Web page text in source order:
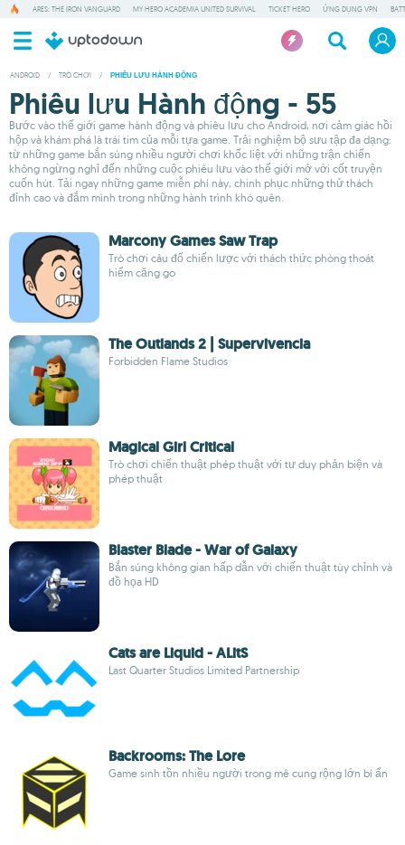
ARES: THE IRON VANGUARD MY HERO ACADEMIA UNITED SURVIVAL TICKET HERO ỨNG DỤNG VPN
ANDROID / TRÒ CHƠI / PHIÊU LƯU HÀNH ĐỘNG
Phiêu lưu Hành động - 55
Bước vào thế giới game hành động và phiêu lưu cho Android, nơi cảm giác hồi
hộp và khám phá là trái tim của mỗi tựa game. Trải nghiệm bộ sưu tập đa dạng:
từ những game bắn súng nhiều người chơi khốc liệt với những trận chiến
không ngừng nghỉ đến những cuộc phiêu lưu vào thế giới mở với cốt truyện
cuốn hút. Tải ngay những game miễn phí này, chinh phục những thử thách
đỉnh cao và đắm mình trong những hành trình khó quên.
Marcony Games Saw Trap
Trò chơi câu đố chiến lược với thách thức phòng thoát
hiểm căng go
The Outlands 2 | Supervivencia
Forbidden Flame Studios
Magical Girl Critical
Trò chơi chiến thuật phép thuật với tư duy phản biện và
phép thuật
Blaster Blade - War of Galaxy
Bắn súng không gian hấp dẫn với chiến thuật tùy chỉnh và
đồ họa HD
Cats are Liquid - ALitS
Last Quarter Studios Limited Partnership
Backrooms: The Lore
Game sinh tồn nhiều người trong mê cung rộng lớn bí ẩn